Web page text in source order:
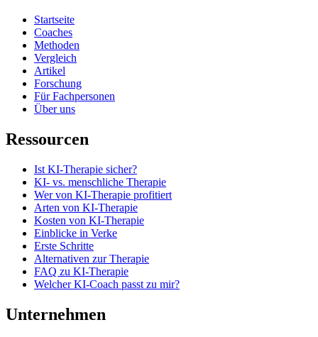
Startseite
Coaches
Methoden
Vergleich
Artikel
Forschung
Für Fachpersonen
Über uns
Ressourcen
Ist KI-Therapie sicher?
KI- vs. menschliche Therapie
Wer von KI-Therapie profitiert
Arten von KI-Therapie
Kosten von KI-Therapie
Einblicke in Verke
Erste Schritte
Alternativen zur Therapie
FAQ zu KI-Therapie
Welcher KI-Coach passt zu mir?
Unternehmen